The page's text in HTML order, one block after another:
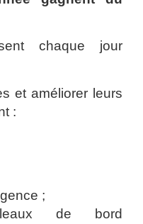
chaque jour
et améliorer leurs
:
;
de bord